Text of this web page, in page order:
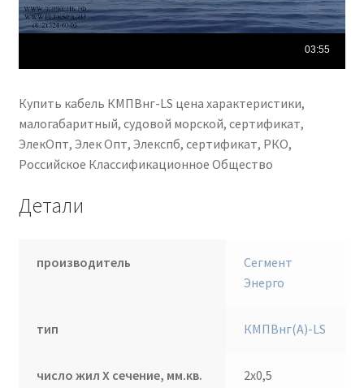
Купить кабель КМПВнг-LS цена характеристики,
малогабаритный, судовой морской, сертификат,
ЭлекОпт, Элек Опт, Элекспб, сертификат, РКО,
Российское Классификационное Общество
Детали
производитель
Сегмент
Энерго
тип КМПВнг(А)-LS
число жил Х сечение, мм.кв. 2х0,5